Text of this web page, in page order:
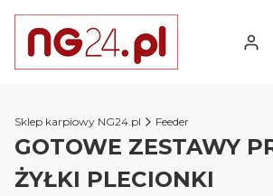
Sklep karpiowy NG24.pl Feeder
GOTOWE ZESTAWY
ŻYŁKI PLECIONKI